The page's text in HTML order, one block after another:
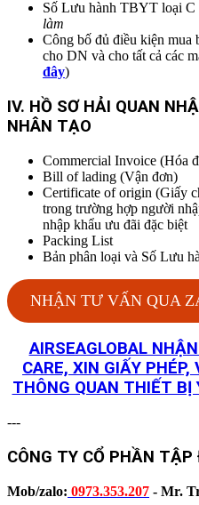
Số Lưu hành TBYT loại C
làm
Công bố đủ điều kiện mua
cho DN và cho tất cả các
đây)
IV. HỒ SƠ HẢI QUAN
NHÂN TẠO
Commercial Invoice (Hóa
Bill of lading (Vận đơn)
Certificate of origin (Giấy
trong trường hợp người
nhập khẩu ưu đãi đặc biệt
Packing List
Bản phân loại và Số Lưu
NHẬN TƯ VẤN QUA
AIRSEAGLOBAL
CARE, XIN GIẤY PHÉP,
THÔNG QUAN THIẾT BỊ
---
CÔNG TY CỔ PHẦN TẬP
Mob/zalo: 0973.353.207 - Mr.